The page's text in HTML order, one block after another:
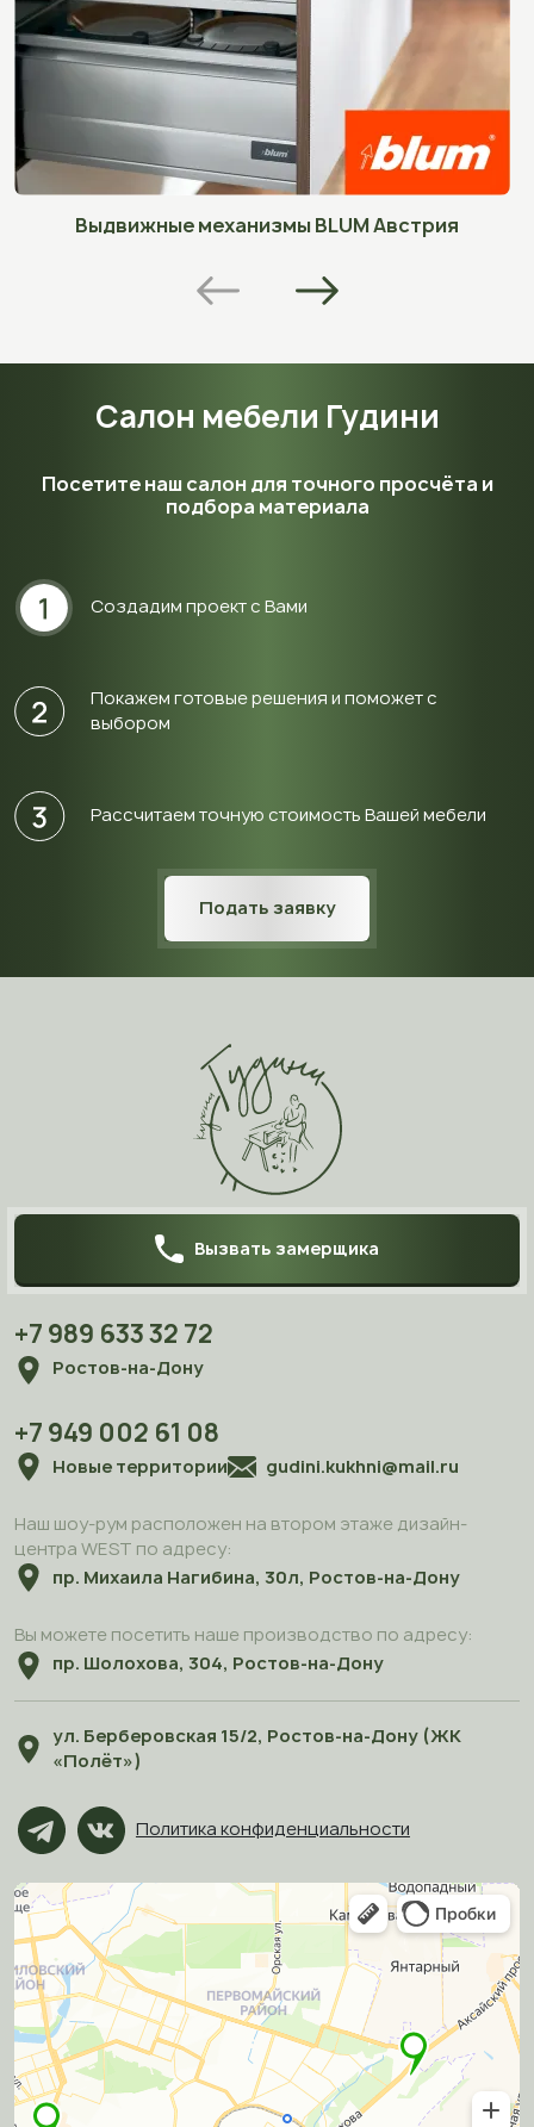
Выдвижные механизмы BLUM Австрия
Салон мебели Гудини
Посетите наш салон для точного просчёта и
подбора материала
Создадим проект с Вами
Покажем готовые решения и поможет с
выбором
Рассчитаем точную стоимость Вашей мебели
Подать заявку
Вызвать замерщика
+7 989 633 32 72
Ростов-на-Дону
+7 949 002 61 08
Новые территории gudini.kukhni@mail.ru
Наш шоу-рум расположен на втором этаже дизайн-
центра WEST по адресу:
пр. Михаила Нагибина, 30л, Ростов-на-Дону
Вы можете посетить наше производство по адресу:
пр. Шолохова, 304, Ростов-на-Дону
ул. Берберовская 15/2, Ростов-на-Дону (ЖК
«Полёт»)
Политика конфиденциальности